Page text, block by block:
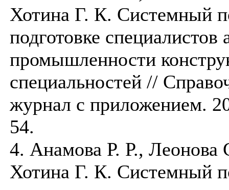
Хотина Г. К. Системный
подготовке специалистов
промышленности
специальностей //
журнал с приложением.
54.
4. Анамова Р. Р.,
Хотина Г. К. Системный